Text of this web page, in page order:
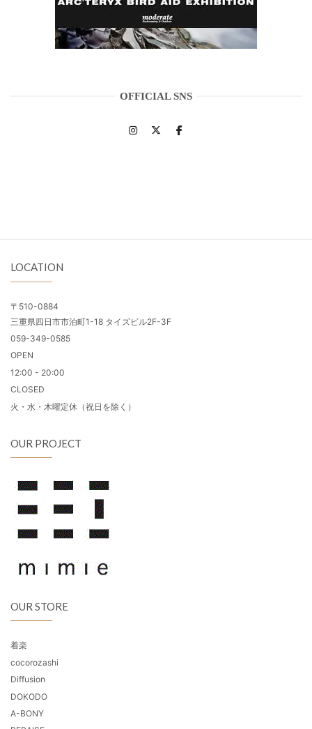
OFFICIAL SNS
LOCATION
〒510-0884
三重県四日市市泊町1-18 タイズビル2F-3F
059-349-0585
OPEN
12:00 - 20:00
CLOSED
火・水・木曜定休（祝日を除く）
OUR PROJECT
OUR STORE
着楽
cocorozashi
Diffusion
DOKODO
A-BONY